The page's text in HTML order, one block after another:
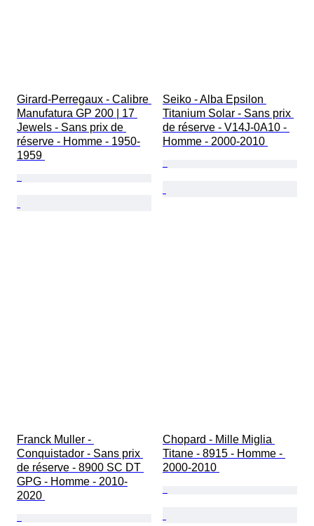
Girard-Perregaux - Calibre
Manufatura GP 200 | 17
Jewels - Sans prix de
réserve - Homme - 1950-
1959
Seiko - Alba Epsilon
Titanium Solar - Sans prix
de réserve - V14J-0A10 -
Homme - 2000-2010
Franck Muller -
Conquistador - Sans prix
de réserve - 8900 SC DT
GPG - Homme - 2010-
2020
Chopard - Mille Miglia
Titane - 8915 - Homme -
2000-2010